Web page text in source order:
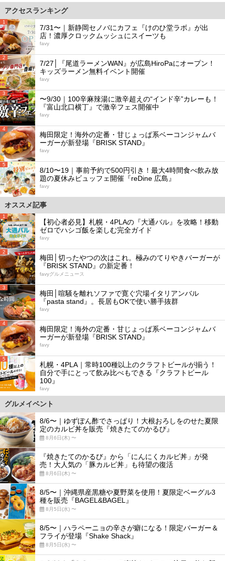
アクセスランキング
1
7/31〜｜新静岡セノバにカフェ『けのひ堂ラボ』が出
店！濃厚クロックムッシュにスイーツも
favy
2
7/27│『尾道ラーメンWAN』が広島HiroPaにオープン！
キッズラーメン無料イベント開催
favy
3
〜9/30｜100辛麻辣湯に激辛超えの“インド辛”カレーも！
『富山北口横丁』で激辛フェス開催中
favy
4
梅田限定！海外の定番・甘じょっぱ系ベーコンジャムバ
ーガーが新登場『BRISK STAND』
favy
5
8/10〜19｜事前予約で500円引き！最大4時間食べ飲み放
題の夏休みビュッフェ開催『reDine 広島』
favy
オススメ記事
1
【初心者必見】札幌・4PLAの『大通バル』を攻略！移動
ゼロでハシゴ飯を楽しむ完全ガイド
favy
2
梅田│切ったやつの次はこれ。極みのてりやきバーガーが
『BRISK STAND』の新定番！
favyグルメニュース
3
梅田│喧騒を離れソファで寛ぐ穴場イタリアンバル
『pasta stand』。長居もOKで使い勝手抜群
favy
4
梅田限定！海外の定番・甘じょっぱ系ベーコンジャムバ
ーガーが新登場『BRISK STAND』
favy
5
札幌・4PLA｜常時100種以上のクラフトビールが揃う！
自分で手にとって飲み比べもできる『クラフトビール
100』
favy
グルメイベント
8/6〜｜ゆずぽん酢でさっぱり！大根おろしをのせた夏限
定のカルビ丼を販売『焼きたてのかるび』
8月6日(木) 〜
『焼きたてのかるび』から「にんにくカルビ丼」が発
売！大人気の「豚カルビ丼」も待望の復活
8月6日(木) 〜
8/5〜｜沖縄県産黒糖や夏野菜を使用！夏限定ベーグル3
種を販売『BAGEL&BAGEL』
8月5日(水) 〜
8/5〜｜ハラペーニョの辛さが癖になる！限定バーガー＆
フライが登場『Shake Shack』
8月5日(水) 〜